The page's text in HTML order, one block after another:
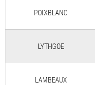
POIXBLANC
LYTHGOE
LAMBEAUX